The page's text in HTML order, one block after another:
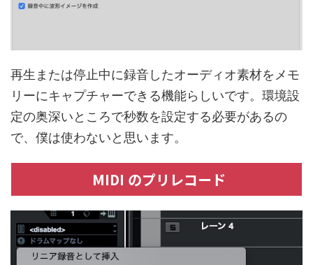
再生または停止中に録音したオーディオ素材をメモ
リーにキャプチャーできる機能らしいです。環境設
定の奥深いところで秒数を設定する必要があるの
で、僕は使わないと思います。
MIDI のプリレコード